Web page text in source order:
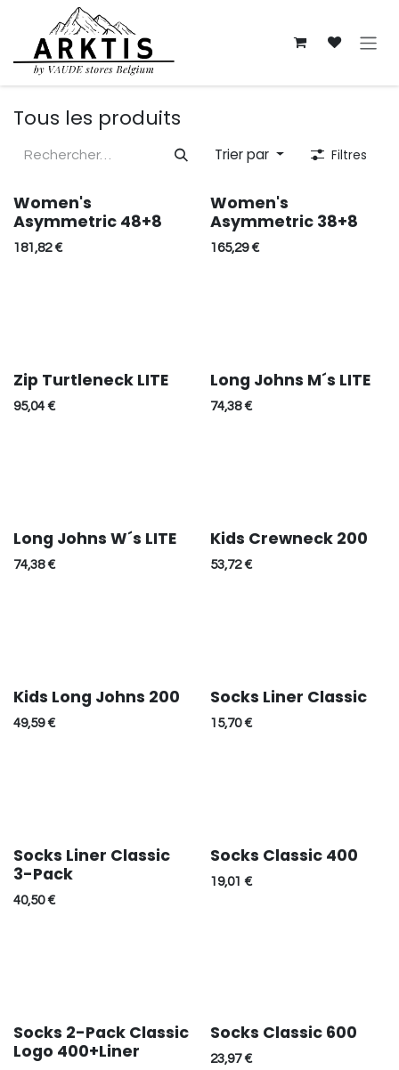
Se rendre au contenu
Tous les produits
Trier par Filtres
Women's
Asymmetric 48+8
181,82€
Women's
Asymmetric 38+8
165,29€
Zip Turtleneck LITE
95,04 €
Long Johns M´s LITE
74,38€
Long Johns W´s LITE
74,38€
Kids Crewneck 200
53,72€
Kids Long Johns 200
49,59€
Socks Liner Classic
15,70€
Socks Liner Classic
3-Pack
40,50€
Socks Classic 400
19,01 €
Socks 2-Pack Classic
Logo 400+Liner
Socks Classic 600
23,97€